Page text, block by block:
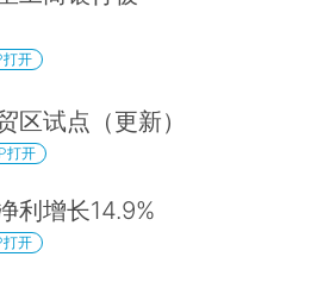
打开
区试点（更新）
打开
利增长14.9%
打开